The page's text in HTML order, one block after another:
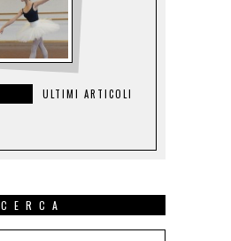
ULTIMI ARTICOLI
CERCA